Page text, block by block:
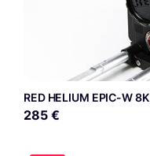
RED HELIUM EPIC-W 8K
285 €